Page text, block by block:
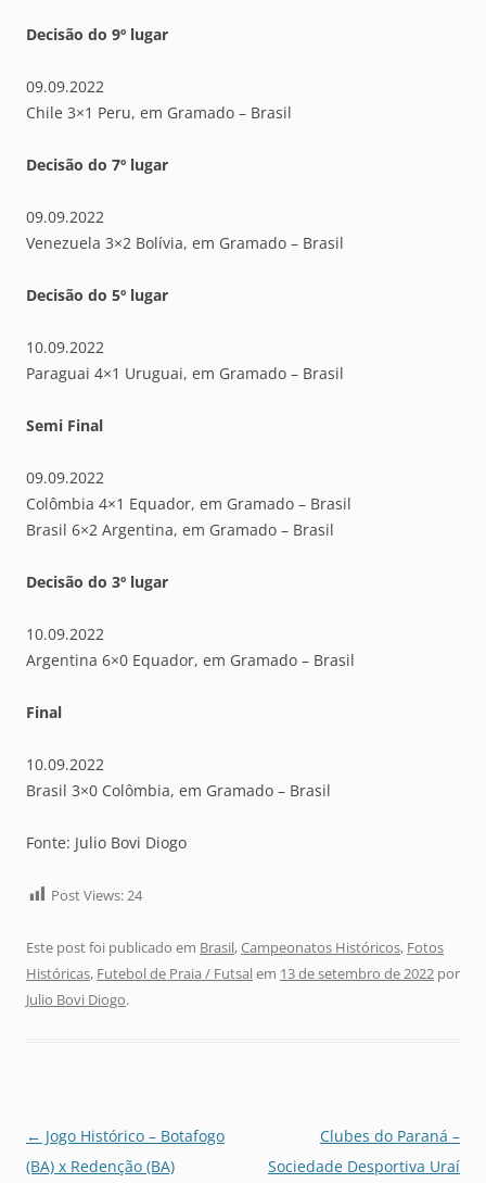
Decisão do 9º lugar
09.09.2022
Chile 3×1 Peru, em Gramado – Brasil
Decisão do 7º lugar
09.09.2022
Venezuela 3×2 Bolívia, em Gramado – Brasil
Decisão do 5º lugar
10.09.2022
Paraguai 4×1 Uruguai, em Gramado – Brasil
Semi Final
09.09.2022
Colômbia 4×1 Equador, em Gramado – Brasil
Brasil 6×2 Argentina, em Gramado – Brasil
Decisão do 3º lugar
10.09.2022
Argentina 6×0 Equador, em Gramado – Brasil
Final
10.09.2022
Brasil 3×0 Colômbia, em Gramado – Brasil
Fonte: Julio Bovi Diogo
Post Views: 24
Este post foi publicado em Brasil,Campeonatos Históricos, Fotos
Históricas, Futebol de Praia / Futsalem 13 de setembro de 2022 por
Julio Bovi Diogo.
Navegação
de
← Jogo Histórico – Botafogo
(BA) x Redenção (BA)
Clubes do Paraná –
Sociedade Desportiva Uraí